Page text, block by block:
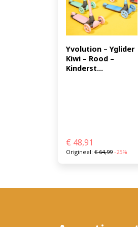
Yvolution – Yglider
Kiwi – Rood –
Kinderst...
€ 48,91
Origineel: €64,99 -25%